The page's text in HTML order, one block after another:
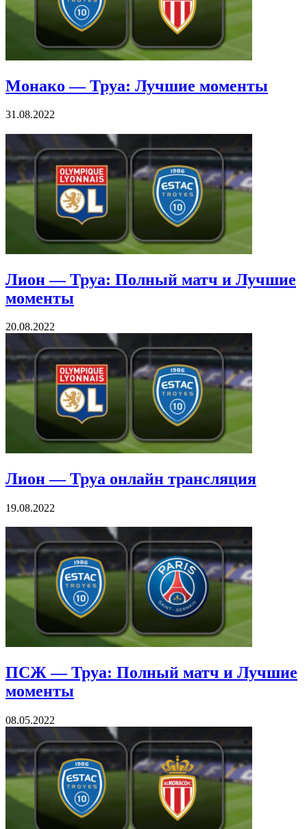
Монако — Труа: Лучшие моменты
31.08.2022
Лион — Труа: Полный матч и Лучшие
моменты
20.08.2022
Лион — Труа онлайн трансляция
19.08.2022
ПСЖ — Труа: Полный матч и Лучшие
моменты
08.05.2022